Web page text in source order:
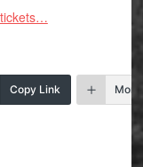
Copy Link More